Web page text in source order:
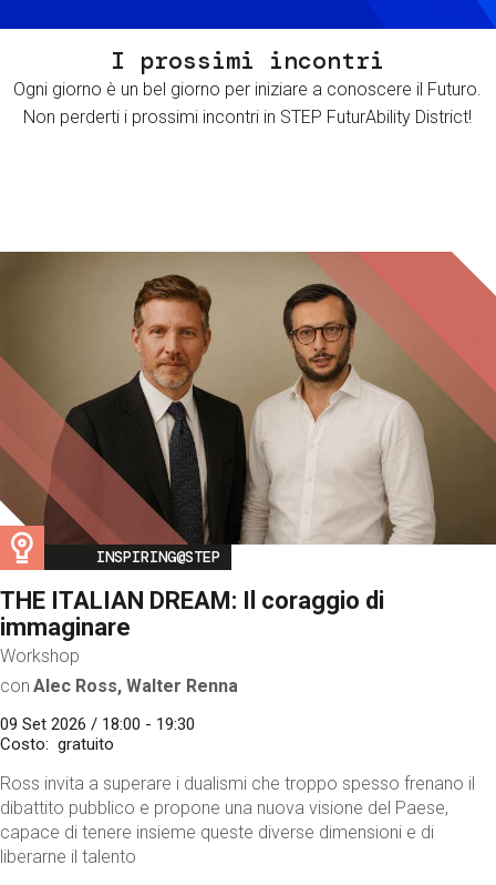
I prossimi incontri
Ogni giorno è un bel giorno per iniziare a conoscere il Futuro.
Non perderti i prossimi incontri in STEP FuturAbility District!
Image
INSPIRING@STEP
THE ITALIAN DREAM: Il coraggio di
immaginare
Workshop
con Alec Ross, Walter Renna
09 Set 2026 / 18:00 - 19:30
Costo
gratuito
Ross invita a superare i dualismi che troppo spesso frenano il
dibattito pubblico e propone una nuova visione del Paese,
capace di tenere insieme queste diverse dimensioni e di
liberarne il talento